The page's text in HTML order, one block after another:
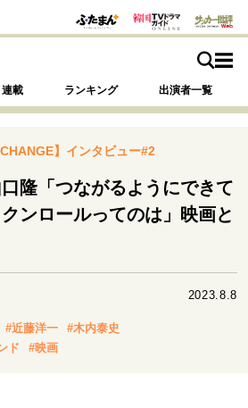
連載 ランキング 出演者一覧
で探す
挫折からの再起
生が動いた日 10代の挫折と原点
】インタビュー#2
隆「つながるようにできて
ンロールってのは」映画と
2023.8.8
#近藤洋一
#木内泰史
ド #映画